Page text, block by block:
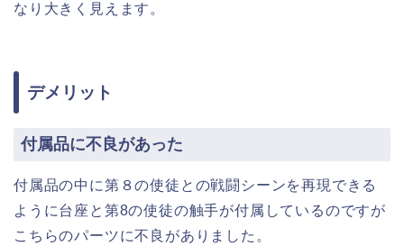
なり大きく見えます。
デメリット
付属品に不良があった
付属品の中に第８の使徒との戦闘シーンを再現できる
ように台座と第8の使徒の触手が付属しているのですが
こちらのパーツに不良がありました。